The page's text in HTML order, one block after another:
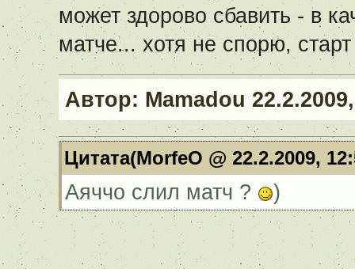
может здорово сбавить - в
матче... хотя не спорю,
Автор: Mamadou
Цитата(MorfeO @ 22.2.2009,
Аяччо слил матч ? )